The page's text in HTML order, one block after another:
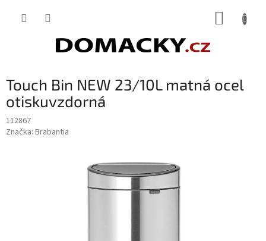
Touch Bin NEW 23/10L matná ocel
otiskuvzdorná
112867
Značka: Brabantia